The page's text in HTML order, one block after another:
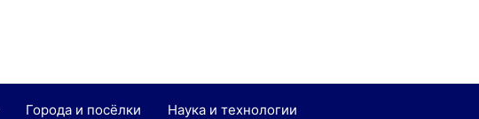
Города и посёлки Наука и технологии